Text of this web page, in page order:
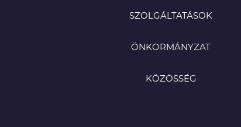
SZOLGÁLTATÁSOK
ÖNKORMÁNYZAT
KÖZÖSSÉG